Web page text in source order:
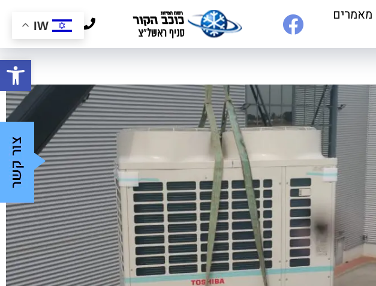
מאמרים
03-9624446
IW